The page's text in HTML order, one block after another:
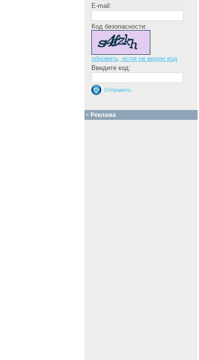
E-mail:
Код безопасности:
обновить, если не виден код
Введите код:
Реклама